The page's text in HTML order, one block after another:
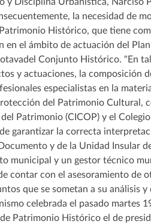
la necesidad de
Histórico, que tiene
en el ámbito de actuación del
del Conjunto Histórico. "En
y actuaciones, la composición
especialistas en la
del Patrimonio Cultural,
Patrimonio (CICOP) y el
garantizar la correcta
y de la Unidad Insular
municipal y un gestor técnico
contar con el asesoramiento de
que se sometan a su análisis
celebrada el pasado martes
Patrimonio Histórico el de